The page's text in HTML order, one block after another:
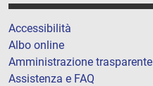
Accessibilità
Albo online
Amministrazione trasparente
Assistenza e FAQ